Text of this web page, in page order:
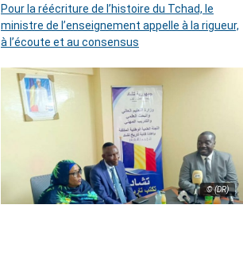
Pour la réécriture de l’histoire du Tchad, le
ministre de l’enseignement appelle à la rigueur,
à l’écoute et au consensus
© (DR)